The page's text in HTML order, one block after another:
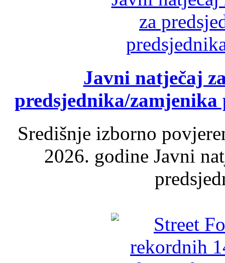
Javni natječaj
predsjednika/
Središnje izborno
2026. godine Javni